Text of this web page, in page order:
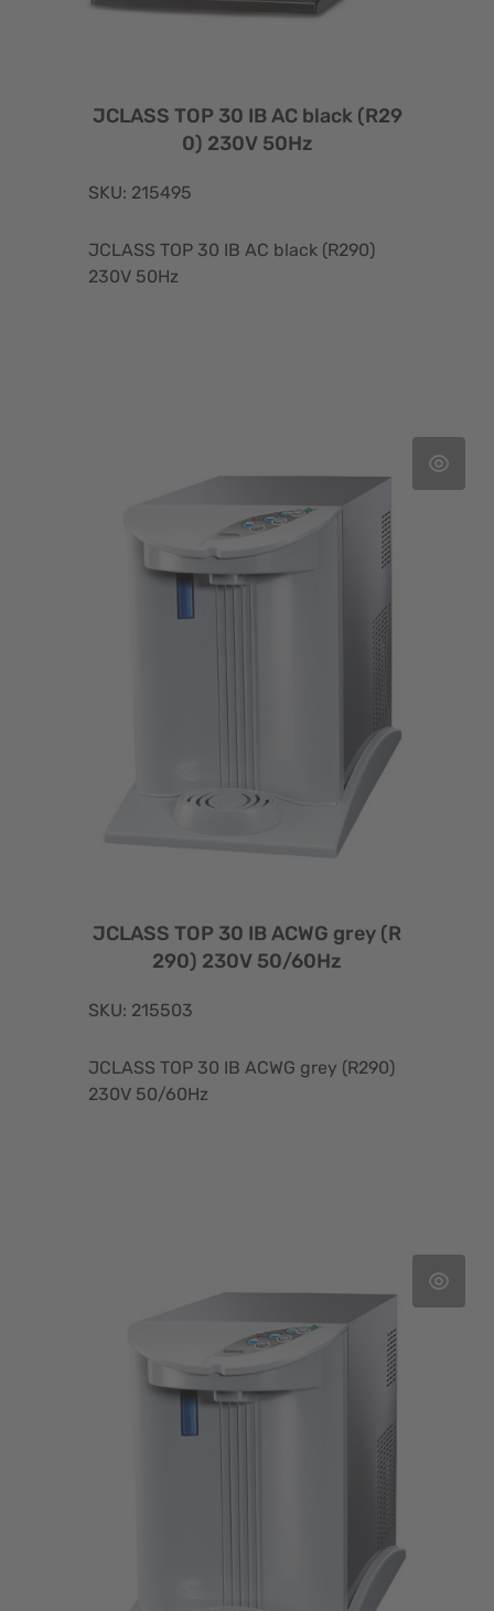
JCLASS TOP 30 IB AC black (R29
0) 230V 50Hz
SKU: 215495
JCLASS TOP 30 IB AC black (R290)
230V 50Hz
JCLASS TOP 30 IB ACWG grey (R
290) 230V 50/60Hz
SKU: 215503
JCLASS TOP 30 IB ACWG grey (R290)
230V 50/60Hz